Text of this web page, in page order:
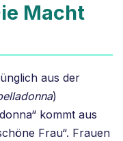
Macht
aus der
)
kommt aus
Frau“. Frauen